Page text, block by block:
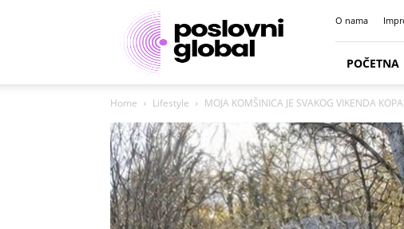
Poslovni
portal
O nama
POČETNA
Home Lifestyle MOJA KOMŠINICA JE SVAKOG VIKENDA